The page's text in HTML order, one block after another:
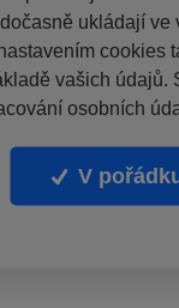
ukládají ve
cookies
vašich údajů.
osobních
V